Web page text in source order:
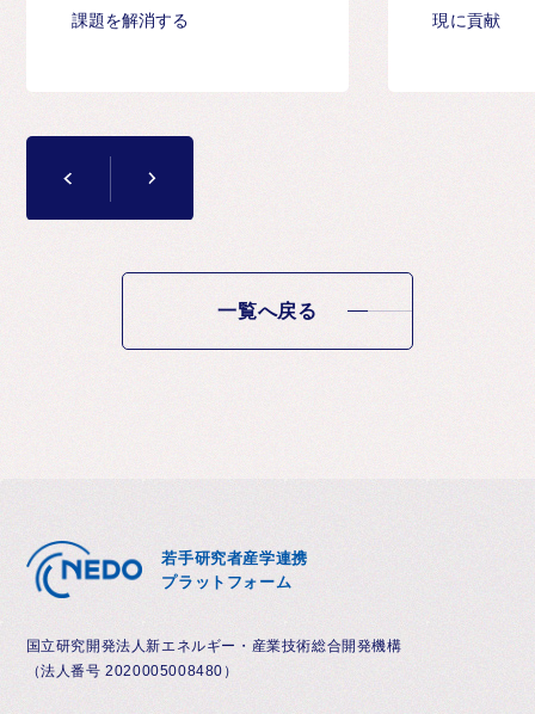
課題を解消する
現に貢献
一覧へ戻る
若手研究者産学連携
プラットフォーム
国立研究開発法人新エネルギー・産業技術総合開発機構
（法人番号 2020005008480）